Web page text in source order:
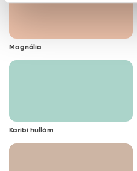
Magnólia
Karibi hullám